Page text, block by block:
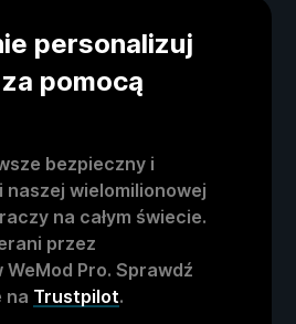
personalizuj
pomocą
bezpieczny i
naszej wielomilionowej
na całym świecie.
przez
Pro. Sprawdź
na Trustpilot.